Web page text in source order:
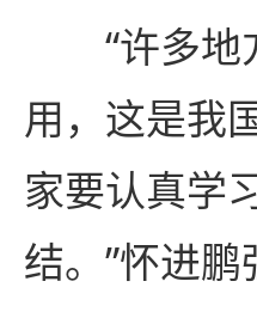
“许多地
用，这是我
家要认真学
结。”怀进鹏